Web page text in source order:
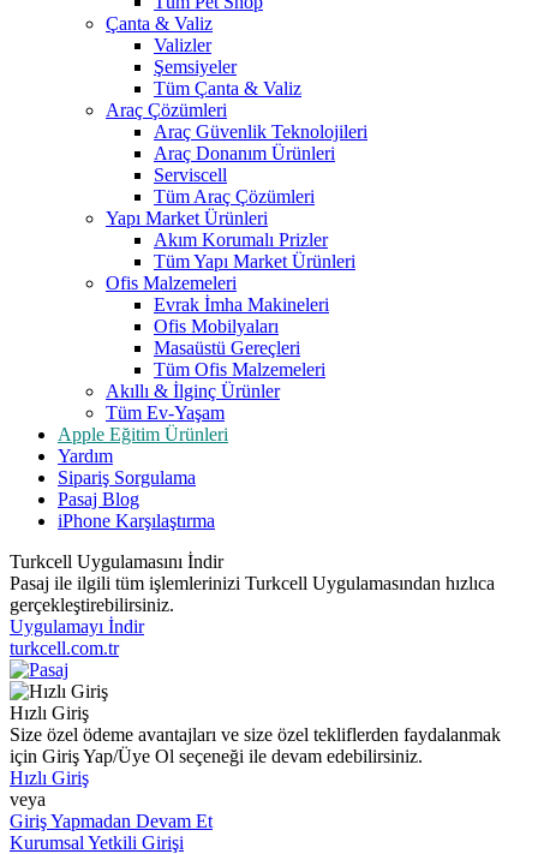
Çanta & Valiz
Valizler
Şemsiyeler
Tüm Çanta & Valiz
Araç Çözümleri
Araç Güvenlik Teknolojileri
Araç Donanım Ürünleri
Serviscell
Tüm Araç Çözümleri
Yapı Market Ürünleri
Akım Korumalı Prizler
Tüm Yapı Market Ürünleri
Ofis Malzemeleri
Evrak İmha Makineleri
Ofis Mobilyaları
Masaüstü Gereçleri
Tüm Ofis Malzemeleri
Akıllı & İlginç Ürünler
Tüm Ev-Yaşam
Apple Eğitim Ürünleri
Yardım
Sipariş Sorgulama
Pasaj Blog
iPhone Karşılaştırma
Turkcell Uygulamasını İndir
Pasaj ile ilgili tüm işlemlerinizi Turkcell Uygulamasından hızlıca
gerçekleştirebilirsiniz.
Uygulamayı İndir
turkcell.com.tr
Hızlı Giriş
Size özel ödeme avantajları ve size özel tekliflerden faydalanmak
için Giriş Yap/Üye Ol seçeneği ile devam edebilirsiniz.
Hızlı Giriş
veya
Giriş Yapmadan Devam Et
Kurumsal Yetkili Girişi